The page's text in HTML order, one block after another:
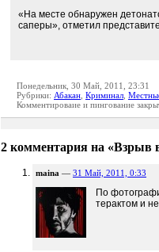
«На месте обнаружен
саперы», отметил
Понедельник, 30 Май, 2011, 23:31
Рубрики: Абакан Криминал
Комментироваие и пингование
2 комментария на «Взрыв
maina — 31 Май, 2011, 0:33
По
терактом и